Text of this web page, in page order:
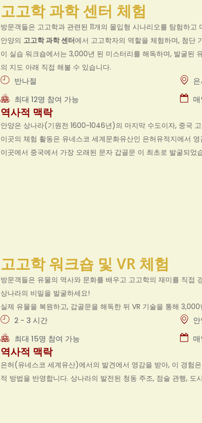
고고학 과학 센터 체험
방문객들은 고고학과 관련된 11개의 몰입형 시나리오를 탐험하
안양의 고고학 과학 센터에서 고고학자의 역할을 체험하며, 첨단
이 실습 워크숍에서는 3,000년 된 미스터리를 해독하며, 발굴된
의 지도 아래 직접 해볼 수 있습니다.
반나절
최대 12명 참여 가능
역사적 맥락
안양은 상나라(기원전 1600~1046년)의 마지막 수도이자, 중국
이곳의 체험 활동은 유네스코 세계문화유산인 은허유적지에서
이곳에서 중국에서 가장 오래된 문자 갑골문 이 최초로 발굴되었
고고학 워크숍 및 VR 체험
방문객들은 유물의 역사와 문화를 배우고 고고학의 재미를 직접
상나라의 비밀을 발굴하세요!
실제 유물을 복원하고, 갑골문을 해독한 뒤 VR 기술을 통해
2 - 3 시간
최대 15명 참여 가능
역사적 맥락
은허(유네스코 세계유산)에서의 발견에서 영감을 받아, 이 경험
적 방법을 반영합니다. 상나라의 발전된 청동 주조, 점술 관행, 도